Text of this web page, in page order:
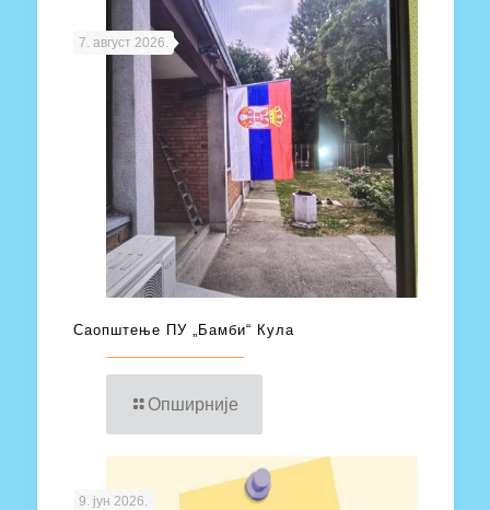
7. август 2026.
Саопштење ПУ „Бамби“ Кула
Опширније
9. јун 2026.